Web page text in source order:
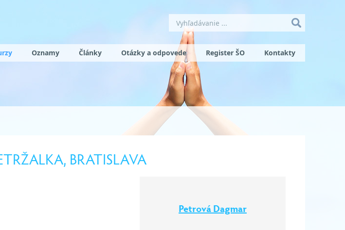
Oznamy Články Otázky a odpovede Register ŠO Kontakty
BRATISLAVA
Petrová Dagmar